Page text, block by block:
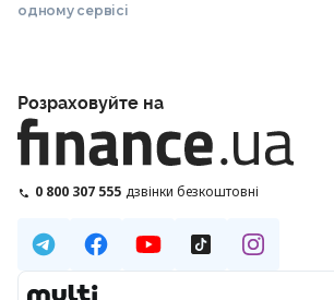
одному сервісі
Розраховуйте на
0 800 307 555 дзвінки безкоштовні